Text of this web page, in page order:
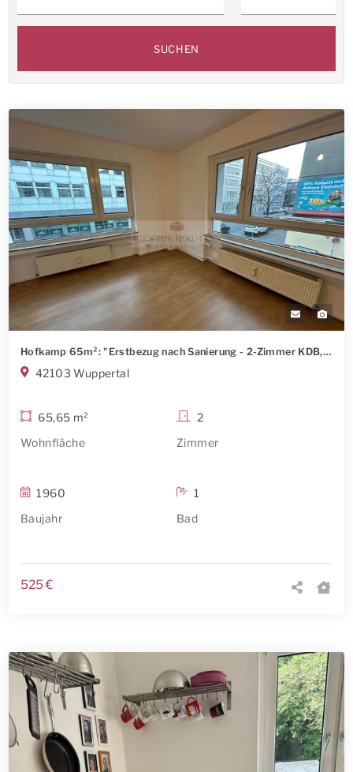
SUCHEN
Hofkamp 65m²: "Erstbezug nach Sanierung - 2-Zimmer KDB, Tageslicht Bad" - Hausmeisters. inkl.
42103 Wuppertal
65,65 m²
Wohnfläche
2
Zimmer
1960
Baujahr
1
Bad
525 €